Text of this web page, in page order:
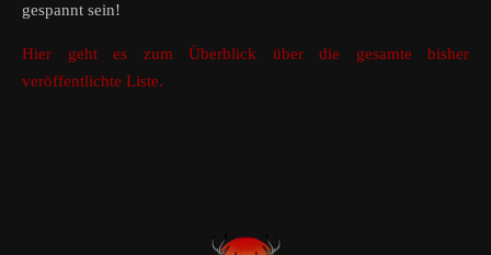
gespannt sein!
Hier geht es zum Überblick über die gesamte bisher
veröffentlichte Liste.